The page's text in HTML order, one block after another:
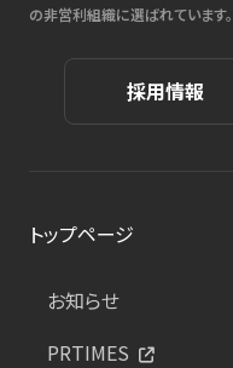
の非営利組織に選ばれています。
採用情報
トップページ
お知らせ
PRTIMES